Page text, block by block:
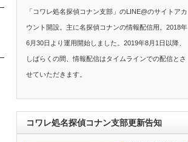
「コワレ処名探偵コナン支部」のLINE@のサイトアカ
ウント開設。主に名探偵コナンの情報配信用。2018年
6月30日より運用開始しました。2019年8月1日以降、
しばらくの間、情報配信はタイムラインでの配信とさ
せていただきます。
コワレ処名探偵コナン支部更新告知